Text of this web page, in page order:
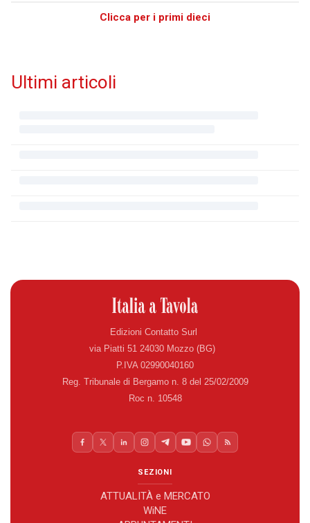
Clicca per i primi dieci
Ultimi articoli
Edizioni Contatto Surl
via Piatti 51 24030 Mozzo (BG)
P.IVA 02990040160
Reg. Tribunale di Bergamo n. 8 del 25/02/2009
Roc n. 10548
SEZIONI
ATTUALITÀ e MERCATO
WiNE